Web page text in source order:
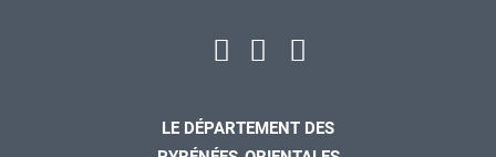
LE DÉPARTEMENT DES